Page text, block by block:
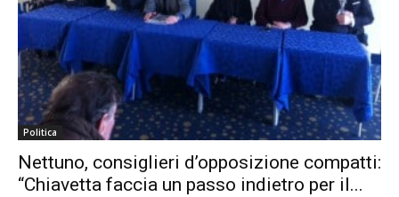
Politica
Nettuno, consiglieri d’opposizione compatti:
“Chiavetta faccia un passo indietro per il...